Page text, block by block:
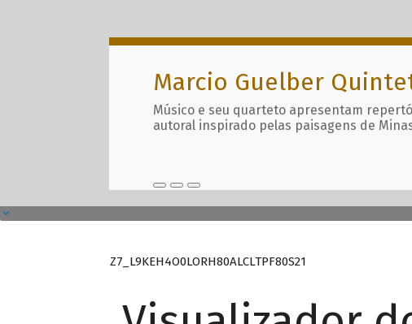
Marcio Guelber
Músico e seu quarteto apresentam
autoral inspirado pelas paisagens de
Z7_L9KEH4O0LORH80ALCLTPF80S21